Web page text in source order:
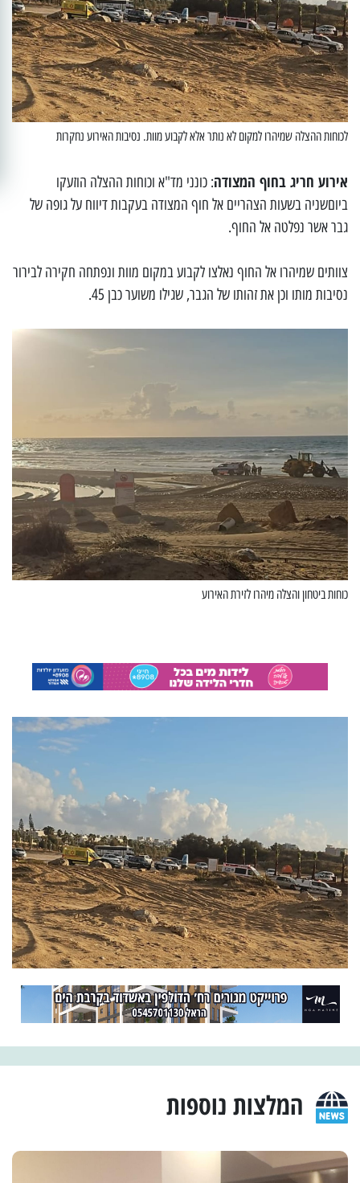
לכוחות ההצלה שמיהרו למקום לא נותר אלא לקבוע מוות. נסיבות האירוע נחקרות
אירוע חריג בחוף המצודה: כונני מד"א וכוחות ההצלה הוזעקו
ביוםשניה בשעות הצהריים אל חוף המצודה בעקבות דיווח על גופה של
גבר אשר נפלטה אל החוף.
צוותים שמיהרו אל החוף נאלצו לקבוע במקום מוות ונפתחה חקירה לבירור
נסיבות מותו וכן את זהותו של הגבר, שגילו משוער כבן 45.
כוחות ביטחון והצלה מיהרו לזירת האירוע
המלצות נוספות